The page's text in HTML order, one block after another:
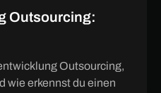
Outsourcing:
Outsourcing,
wie erkennst du einen